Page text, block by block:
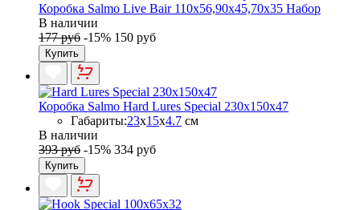
Коробка Salmo Live Bair 110х56,90х45,70х35 Набор
В наличии
177 руб -15% 150 руб
Купить
Коробка Salmo Hard Lures Special 230х150х47
Габариты:23x15x4.7 см
В наличии
393 руб -15% 334 руб
Купить